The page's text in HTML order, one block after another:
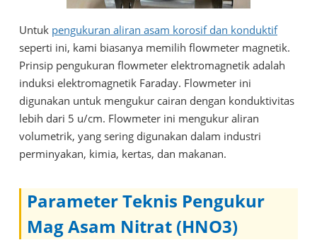
Untuk pengukuran aliran asam korosif dan konduktif
seperti ini, kami biasanya memilih flowmeter magnetik.
Prinsip pengukuran flowmeter elektromagnetik adalah
induksi elektromagnetik Faraday. Flowmeter ini
digunakan untuk mengukur cairan dengan konduktivitas
lebih dari 5 u/cm. Flowmeter ini mengukur aliran
volumetrik, yang sering digunakan dalam industri
perminyakan, kimia, kertas, dan makanan.
Parameter Teknis Pengukur
Mag Asam Nitrat (HNO3)